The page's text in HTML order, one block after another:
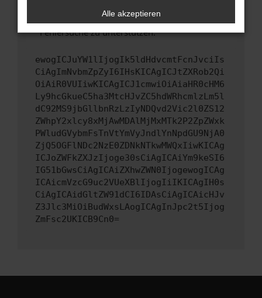
uns diesen Text schicken, um uns bei der
Fehlersuche zu unterstützen:
ewogICJuYW1lIjogIk5ldHdvcmtFcnJvciIs
CiAgImNvbmZpZyI6IHsKICAgICJtZXRob2Qi
OiAiR0VUIiwKICAgICJ1cmwiOiAiaHR0cHM6
Ly9hcGkueC5ha3MtcHJvZC5hdWRhcmlzLm5l
dC92MS9jbGllbnRzLzIyNDQvd2Vic2l0ZS12
ZWhpY2xlcy8xMjAwMDAlMjMxMTk2P2ZpZWxk
PWludGVybmFsTnVtYmVyJndlYnNpdGU9NjA0
ZjQ5OGFlNDc2NzE0ZDNkNTkwMWQxIiwKICAg
ICJoZWFkZXJzIjoge30sCiAgICAiYm9keSI6
IG51bGwsCiAgICAiZXhwZWN0IjogewogICAg
ICAicmVzcG9uc2VUeXBlIjogIiIKICAgIH0s
CiAgICAidGltZW91dCI6IDAsCiAgICAicHJv
Z3Jlc3MiOiBudWxsLAogICAgInJpc2t5Ijog
ZmFsc2UKICB9Cn0=
Alle akzeptieren